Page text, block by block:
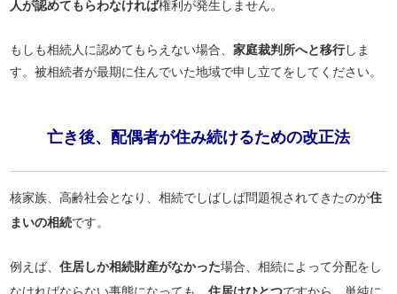
人が認めてもらわなければ権利が発生しません。
もしも相続人に認めてもらえない場合、家庭裁判所へと移行しま
す。被相続者が最期に住んでいた地域で申し立てをしてください。
亡き後、配偶者が住み続けるための改正法
核家族、高齢社会となり、相続でしばしば問題視されてきたのが住
まいの相続です。
例えば、住居しか相続財産がなかった場合、相続によって分配をし